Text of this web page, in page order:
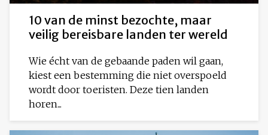
10 van de minst bezochte, maar
veilig bereisbare landen ter wereld
Wie écht van de gebaande paden wil gaan,
kiest een bestemming die niet overspoeld
wordt door toeristen. Deze tien landen
horen...